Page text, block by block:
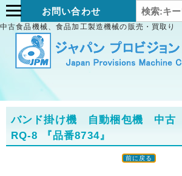
お問い合わせ
中古食品機械、食品加工製造機械の販売・買取り
バンド掛け機 自動梱包機 中
RQ-8
『品番8734』
前に戻る